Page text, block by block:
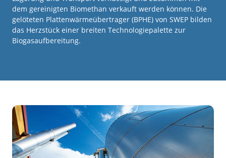
dem gereinigten Biomethan verkauft werden können. Die
gelöteten Plattenwärmeübertrager (BPHE) von SWEP bilden
das Herzstück einer breiten Technologiepalette zur
Biogasaufbereitung.